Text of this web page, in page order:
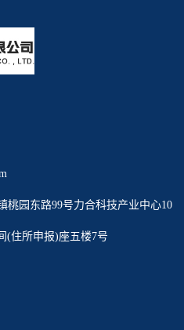
适合助焊剂 改善快干性 高流